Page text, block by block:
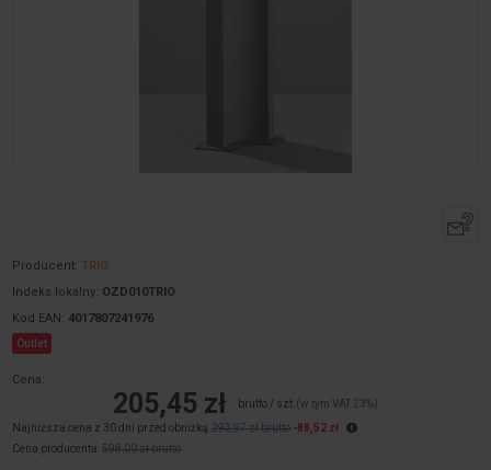
Producent: TRIO
Indeks lokalny: OZD010TRIO
Kod EAN: 4017807241976
Outlet
Cena:
205,45 zł brutto / szt. (w tym VAT 23%)
Najniższa cena z 30 dni przed obniżką:293,97 zł brutto -88,52 zł
Cena producenta:598,00 zł brutto